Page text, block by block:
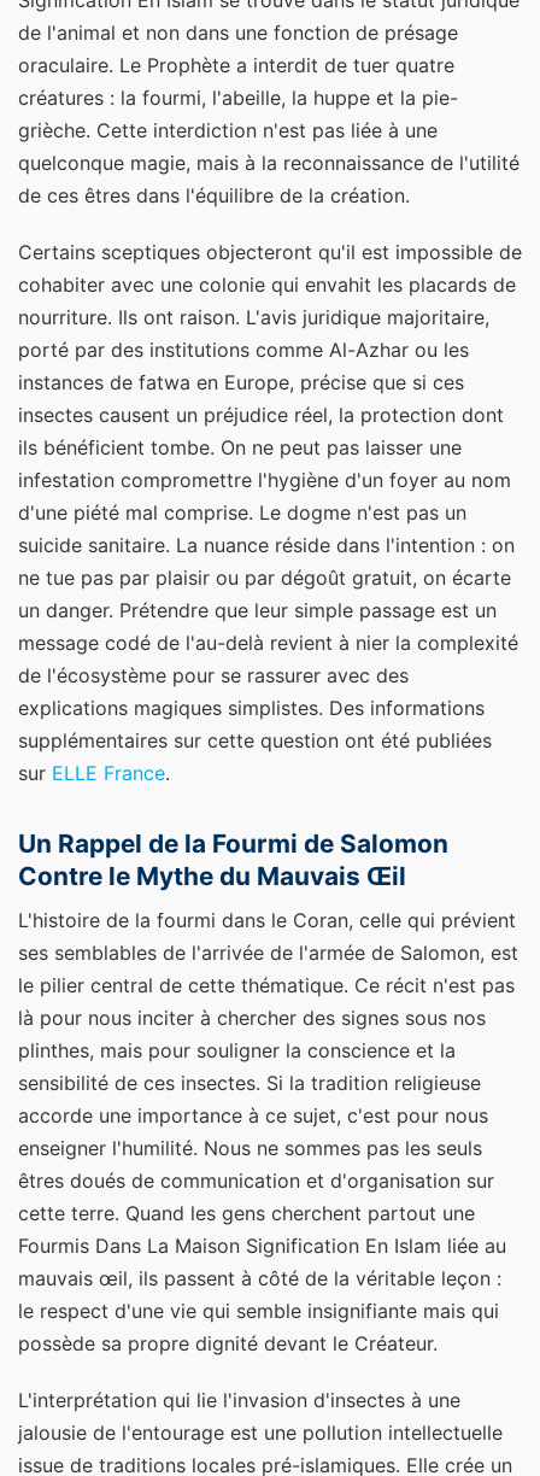
de l'animal et non dans une fonction de présage
oraculaire. Le Prophète a interdit de tuer quatre
créatures : la fourmi, l'abeille, la huppe et la pie-
grièche. Cette interdiction n'est pas liée à une
quelconque magie, mais à la reconnaissance de l'utilité
de ces êtres dans l'équilibre de la création.
Certains sceptiques objecteront qu'il est impossible de
cohabiter avec une colonie qui envahit les placards de
nourriture. Ils ont raison. L'avis juridique majoritaire,
porté par des institutions comme Al-Azhar ou les
instances de fatwa en Europe, précise que si ces
insectes causent un préjudice réel, la protection dont
ils bénéficient tombe. On ne peut pas laisser une
infestation compromettre l'hygiène d'un foyer au nom
d'une piété mal comprise. Le dogme n'est pas un
suicide sanitaire. La nuance réside dans l'intention : on
ne tue pas par plaisir ou par dégoût gratuit, on écarte
un danger. Prétendre que leur simple passage est un
message codé de l'au-delà revient à nier la complexité
de l'écosystème pour se rassurer avec des
explications magiques simplistes. Des informations
supplémentaires sur cette question ont été publiées
sur ELLE France.
Un Rappel de la Fourmi de Salomon
Contre le Mythe du Mauvais Œil
L'histoire de la fourmi dans le Coran, celle qui prévient
ses semblables de l'arrivée de l'armée de Salomon, est
le pilier central de cette thématique. Ce récit n'est pas
là pour nous inciter à chercher des signes sous nos
plinthes, mais pour souligner la conscience et la
sensibilité de ces insectes. Si la tradition religieuse
accorde une importance à ce sujet, c'est pour nous
enseigner l'humilité. Nous ne sommes pas les seuls
êtres doués de communication et d'organisation sur
cette terre. Quand les gens cherchent partout une
Fourmis Dans La Maison Signification En Islam liée au
mauvais œil, ils passent à côté de la véritable leçon :
le respect d'une vie qui semble insignifiante mais qui
possède sa propre dignité devant le Créateur.
L'interprétation qui lie l'invasion d'insectes à une
jalousie de l'entourage est une pollution intellectuelle
issue de traditions locales pré-islamiques. Elle crée un